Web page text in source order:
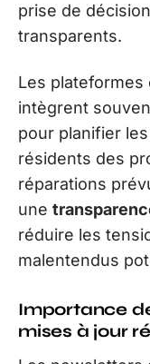
prise de
transparents.
Les
intègrent
pour planifier
résidents des
réparations
une
réduire les
malentendus
Importance
mises à jour